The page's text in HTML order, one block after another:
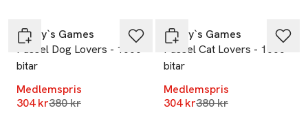
Ridley`s Games
Pussel Dog Lovers - 1000
bitar
Medlemspris
304 krLägsta pris 30 dagar
380 kr
Ridley`s Games
Pussel Cat Lovers - 1000
bitar
Medlemspris
304 krLägsta pris 30 dagar
380 kr